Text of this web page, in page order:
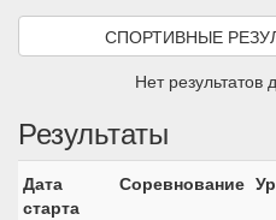
СПОРТИВНЫЕ
Нет результатов
Результаты
Дата
старта
Соревнование